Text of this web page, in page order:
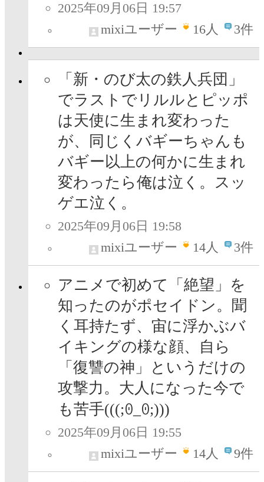
2025年09月06日 19:57
mixiユーザー
16人 3件
「新・のび太の鉄人兵団」
でラストでリルルとピッポ
は天使に生まれ変わった
が、同じくバギーちゃんも
バギー以上の何かに生まれ
変わったら俺は泣く。スッ
ゲエ泣く。
2025年09月06日 19:58
mixiユーザー
14人 3件
アニメで初めて「絶望」を
知ったのがポセイドン。聞
く耳持たず、宙に浮かぶバ
イキングの様な顔、自ら
「復讐の神」というだけの
攻撃力。大人になった今で
も苦手(⁠(⁠(⁠;⁠ꏿ⁠_⁠ꏿ⁠;⁠)⁠)⁠)
2025年09月06日 19:55
mixiユーザー
14人 9件